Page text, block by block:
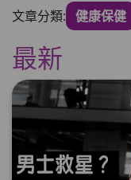
文章分類: 健康保健
最新